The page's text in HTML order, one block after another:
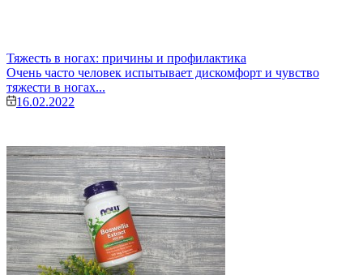
Тяжесть в ногах: причины и профилактика
Очень часто человек испытывает дискомфорт и чувство
тяжести в ногах...
16.02.2022